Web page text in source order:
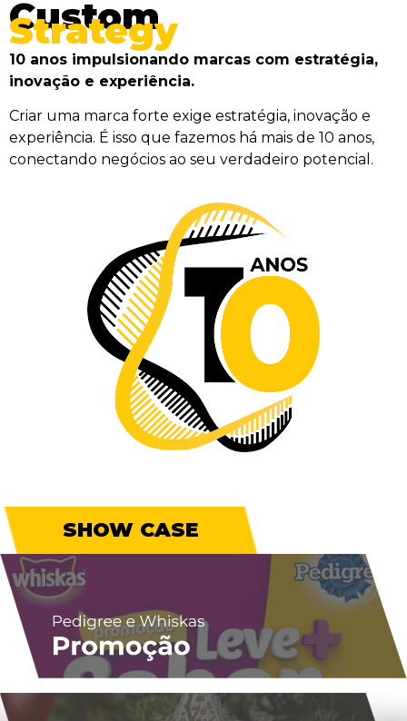
Custom
Strategy
10 anos impulsionando marcas com estratégia,
inovação e experiência.
Criar uma marca forte exige estratégia, inovação e
experiência. É isso que fazemos há mais de 10 anos,
conectando negócios ao seu verdadeiro potencial.
SHOW CASE